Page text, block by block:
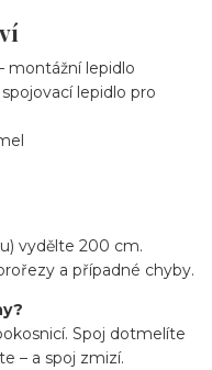
montážní lepidlo
lepidlo pro
vydělte 200 cm.
a případné chyby.
Spoj dotmelíte
– a spoj zmizí.